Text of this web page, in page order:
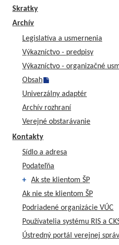
Skratky
Archív
Legislatíva a usmernenia
Výkazníctvo - predpisy
Výkazníctvo - organizačné
Obsah
Univerzálny adaptér
Archív rozhraní
Verejné obstarávanie
Kontakty
Sídlo a adresa
Podateľňa
+
Ak ste klientom ŠP
Ak nie ste klientom ŠP
Podriadené organizácie VÚC
Používatelia systému RIS a
Ústredný portál verejnej